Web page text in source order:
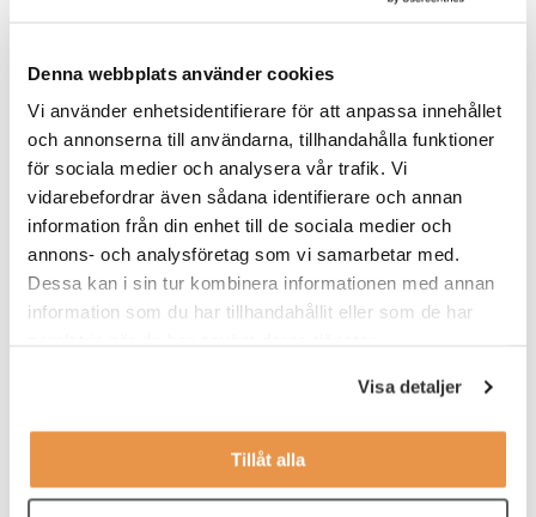
Denna webbplats använder cookies
Vi använder enhetsidentifierare för att anpassa innehållet
och annonserna till användarna, tillhandahålla funktioner
för sociala medier och analysera vår trafik. Vi
vidarebefordrar även sådana identifierare och annan
information från din enhet till de sociala medier och
annons- och analysföretag som vi samarbetar med.
Dessa kan i sin tur kombinera informationen med annan
information som du har tillhandahållit eller som de har
Visa detaljer
Tillåt alla
Hur bedömer du kompetens vid
rekrytering?
sammanställning över olika metoders validitet, det vill säga hur
rollen. Denna förmåga anges med ett värde mellan 0–1. Här
innebär 0 att det inte finns något samband alls mellan metodens
urval och faktisk prestation. Medan 1 är ett idealiskt perfekt